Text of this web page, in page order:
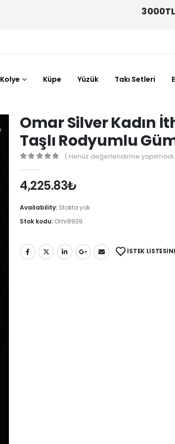
Kolye Küpe Yüzük Takı Setleri
Omar Silver Kadın
Taşlı Rodyumlu
( Henüz değerlendirme
4,225.83₺
Availability: Stokta yok
Stok kodu: Omr8939
İSTEK